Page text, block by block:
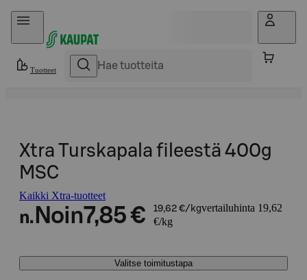
Hyppää sisältöön
Tuotteet
Xtra Turskapala fileestä 400g
MSC
Kaikki Xtra-tuotteet
n. Noin7,85 € 19,62 €/kgvertailuhinta 19,62
€/kg
Valitse toimitustapa